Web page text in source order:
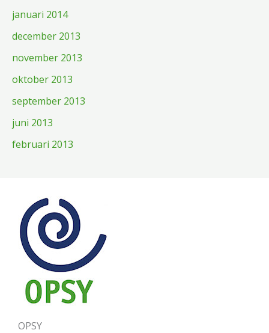
januari 2014
december 2013
november 2013
oktober 2013
september 2013
juni 2013
februari 2013
OPSY